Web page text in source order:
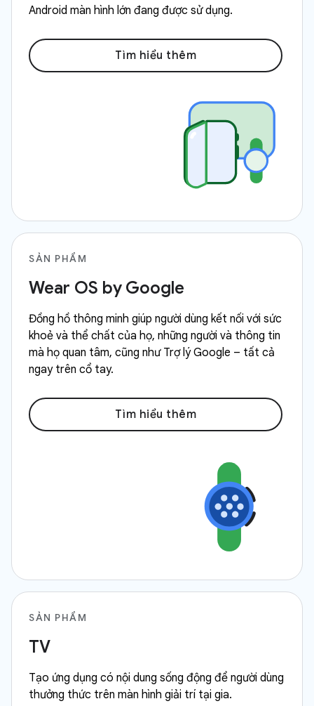
Android màn hình lớn đang được sử dụng.
Tìm hiểu thêm
SẢN PHẨM
Wear OS by Google
Đồng hồ thông minh giúp người dùng kết nối với sức
khoẻ và thể chất của họ, những người và thông tin
mà họ quan tâm, cũng như Trợ lý Google – tất cả
ngay trên cổ tay.
Tìm hiểu thêm
SẢN PHẨM
TV
Tạo ứng dụng có nội dung sống động để người dùng
thưởng thức trên màn hình giải trí tại gia.